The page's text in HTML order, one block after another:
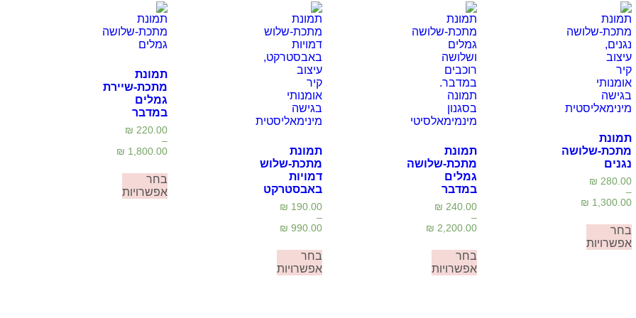
תמונת
מתכת-שלושה
נגנים
₪ 280.00
–
₪ 1,300.00
בחר
אפשרויות
תמונת
מתכת-שלושה
גמלים
במדבר
₪ 240.00
–
₪ 2,200.00
בחר
אפשרויות
תמונת
מתכת-שלוש
דמויות
באבסטרקט
₪ 190.00
–
₪ 990.00
בחר
אפשרויות
תמונת
מתכת-שיירת
גמלים
במדבר
₪ 220.00
–
₪ 1,800.00
בחר
אפשרויות